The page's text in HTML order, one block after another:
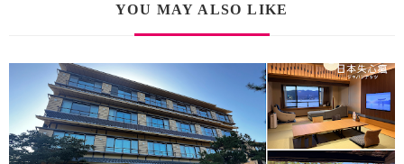
YOU MAY ALSO LIKE